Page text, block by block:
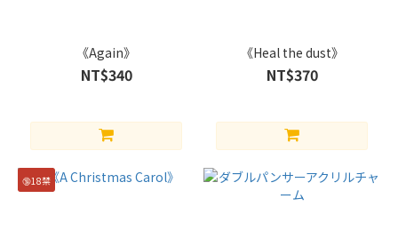
《Again》
NT$340
《Heal the dust》
NT$370
🔞18禁